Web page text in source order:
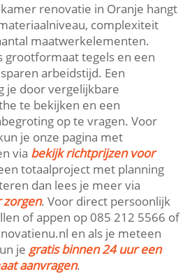
renovatie in Oranje hangt
complexiteit
maatwerkelementen.
grootformaat tegels en een
arbeidstijd. Een
je door vergelijkbare
te bekijken en een
op te vragen. Voor
je onze pagina met
via bekijk richtprijzen voor
totaalproject met planning
dan lees je meer via
zorgen. Voor direct persoonlijk
of appen op 085 212 5566 of
en als je meteen
jegratis binnen 24 uur een
aanvragen.